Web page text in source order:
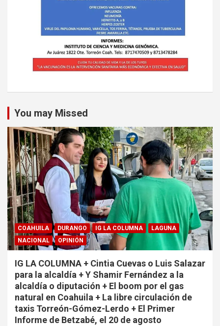
You may Missed
COAHUILA DURANGO IG LA COLUMNA
LAGUNA
NACIONAL
OPINIÓN
IG LA COLUMNA + Cintia Cuevas o Luis Salazar
para la alcaldía + Y Shamir Fernández a la
alcaldía o diputación + El boom por el gas
natural en Coahuila + La libre circulación de
taxis Torreón-Gómez-Lerdo + El Primer
Informe de Betzabé, el 20 de agosto